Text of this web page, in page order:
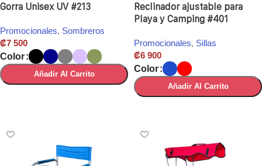
Gorra Unisex UV #213
Promocionales, Sombreros
₡7 500
Color
Añadir Al Carrito
Reclinador ajustable para
Playa y Camping #401
Promocionales, Sillas
₡6 900
Color
Añadir Al Carrito